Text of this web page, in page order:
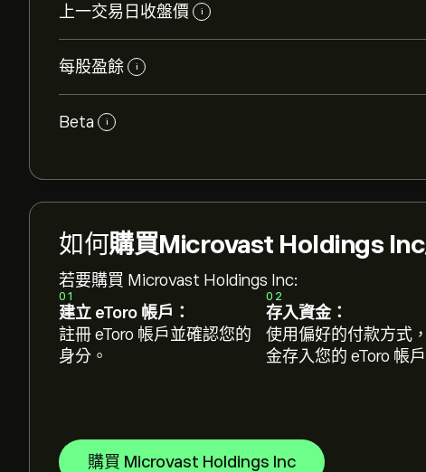
上一交易日收盤價 i
每股盈餘 i
Beta i
如何購買Microvast Holdings
若要購買 Microvast Holdings Inc:
01
建立 eToro 帳戶：
註冊 eToro 帳戶並確認您的
身分。
02
存入資金：
使用偏好的付款方式
金存入您的 eToro 帳戶
購買 Microvast Holdings Inc
MVST 現價為‎$‎0.8431。
Microvast Holdings Inc 的平均目標價為 ‎$‎0.8431。
標價格。
分析師根據市場趨勢、財務報告和預期增長對
以了解未來價格走勢。